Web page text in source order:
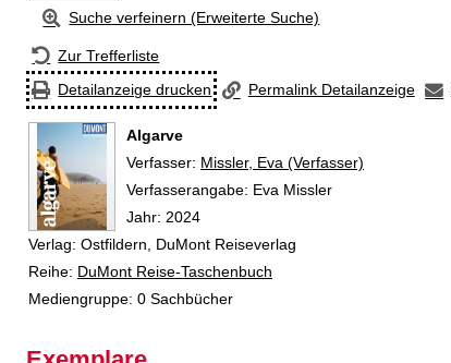
Suche verfeinern (Erweiterte Suche)
Zur Trefferliste
Detailanzeige drucken
Permalink Detailanzeige
Algarve
Verfasser: Suche nach diesem Verfasser
Missler, Eva (Verfasser)
Verfasserangabe: Eva Missler
Jahr: 2024
Verlag: Ostfildern, DuMont Reiseverlag
Reihe: DuMont Reise-Taschenbuch
Mediengruppe: 0 Sachbücher